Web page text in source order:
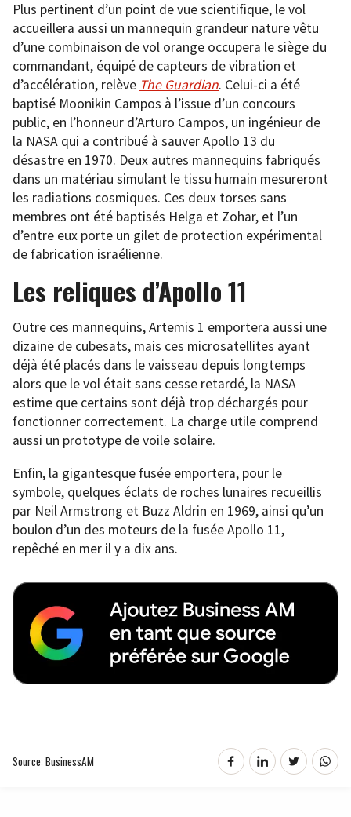
Plus pertinent d’un point de vue scientifique, le vol
accueillera aussi un mannequin grandeur nature vêtu
d’une combinaison de vol orange occupera le siège du
commandant, équipé de capteurs de vibration et
d’accélération, relève The Guardian. Celui-ci a été
baptisé Moonikin Campos à l’issue d’un concours
public, en l’honneur d’Arturo Campos, un ingénieur de
la NASA qui a contribué à sauver Apollo 13 du
désastre en 1970. Deux autres mannequins fabriqués
dans un matériau simulant le tissu humain mesureront
les radiations cosmiques. Ces deux torses sans
membres ont été baptisés Helga et Zohar, et l’un
d’entre eux porte un gilet de protection expérimental
de fabrication israélienne.
Les reliques d’Apollo 11
Outre ces mannequins, Artemis 1 emportera aussi une
dizaine de cubesats, mais ces microsatellites ayant
déjà été placés dans le vaisseau depuis longtemps
alors que le vol était sans cesse retardé, la NASA
estime que certains sont déjà trop déchargés pour
fonctionner correctement. La charge utile comprend
aussi un prototype de voile solaire.
Enfin, la gigantesque fusée emportera, pour le
symbole, quelques éclats de roches lunaires recueillis
par Neil Armstrong et Buzz Aldrin en 1969, ainsi qu’un
boulon d’un des moteurs de la fusée Apollo 11,
repêché en mer il y a dix ans.
Source: BusinessAM